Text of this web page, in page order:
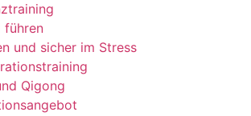
führen
und sicher im Stress
Qigong